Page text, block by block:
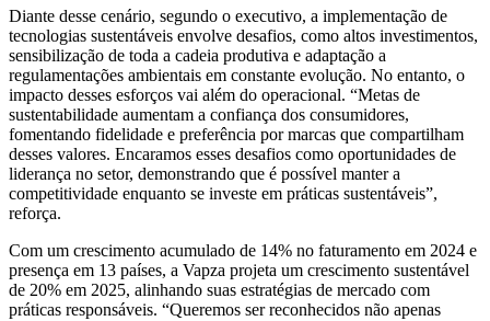
Diante desse cenário, segundo o executivo, a implementação de
tecnologias sustentáveis envolve desafios, como altos investimentos,
sensibilização de toda a cadeia produtiva e adaptação a
regulamentações ambientais em constante evolução. No entanto, o
impacto desses esforços vai além do operacional. “Metas de
sustentabilidade aumentam a confiança dos consumidores,
fomentando fidelidade e preferência por marcas que compartilham
desses valores. Encaramos esses desafios como oportunidades de
liderança no setor, demonstrando que é possível manter a
competitividade enquanto se investe em práticas sustentáveis”,
reforça.
Com um crescimento acumulado de 14% no faturamento em 2024 e
presença em 13 países, a Vapza projeta um crescimento sustentável
de 20% em 2025, alinhando suas estratégias de mercado com
práticas responsáveis. “Queremos ser reconhecidos não apenas